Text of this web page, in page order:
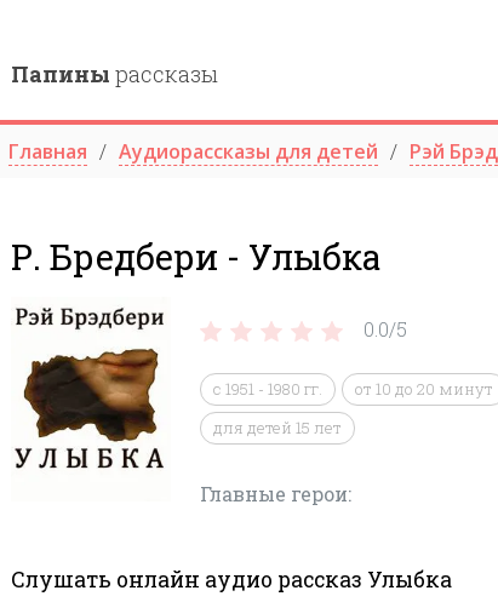
Папины рассказы
Главная Аудиорассказы для детей Рэй
Р. Бредбери - Улыбка
0.0/5
с 1951 - 1980 гг.
от 10 до 20 минут
для детей 15 лет
Главные герои:
Слушать онлайн аудио рассказ Улыбка